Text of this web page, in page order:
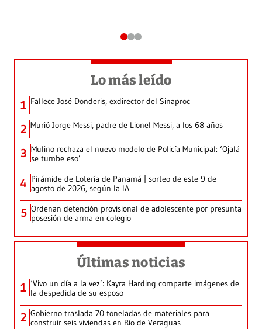
Lo más leído
1 Fallece José Donderis, exdirector del Sinaproc
2 Murió Jorge Messi, padre de Lionel Messi, a los 68 años
3 Mulino rechaza el nuevo modelo de Policía Municipal: ‘Ojalá
se tumbe eso’
4 Pirámide de Lotería de Panamá | sorteo de este 9 de
agosto de 2026, según la IA
5 Ordenan detención provisional de adolescente por presunta
posesión de arma en colegio
Últimas noticias
1 ‘Vivo un día a la vez’: Kayra Harding comparte imágenes de
la despedida de su esposo
2 Gobierno traslada 70 toneladas de materiales para
construir seis viviendas en Río de Veraguas